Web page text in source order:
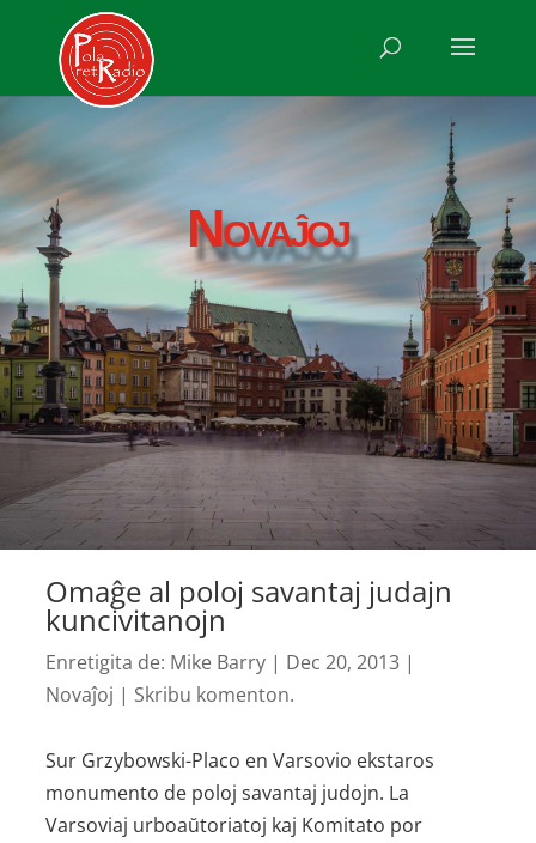
Novaĵoj
Omaĝe al poloj savantaj judajn
kuncivitanojn
Enretigita de: Mike Barry | Dec 20, 2013 |
Novaĵoj | Skribu komenton.
Sur Grzybowski-Placo en Varsovio ekstaros
monumento de poloj savantaj judojn. La
Varsoviaj urboaŭtoriatoj kaj Komitato por